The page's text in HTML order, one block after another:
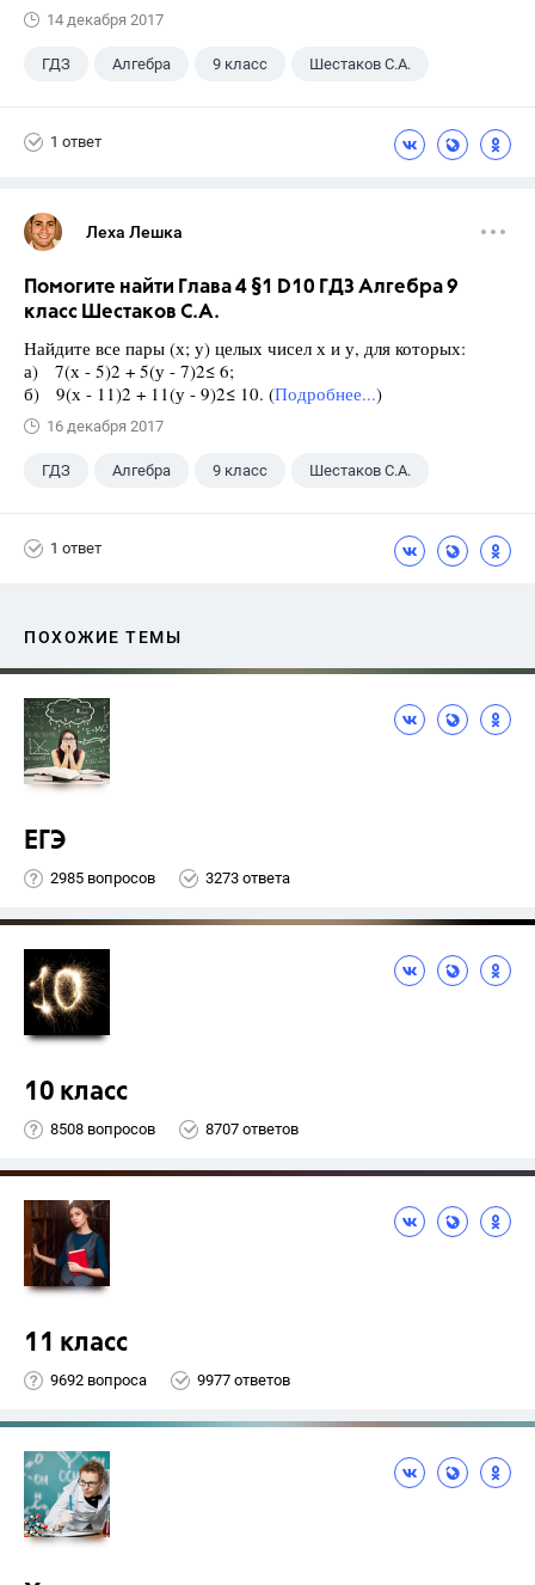
14 декабря 2017
ГДЗ Алгебра 9 класс Шестаков С.А.
1 ответ
Леха Лешка
Помогите найти Глава 4 §1 D10 ГДЗ Алгебра 9
класс Шестаков С.А.
Найдите все пары (х; у) целых чисел х и у, для которых:
а) 7(х - 5)2 + 5(у - 7)2≤ 6;
б) 9(х - 11)2 + 11(у - 9)2≤ 10. (Подробнее...)
16 декабря 2017
ГДЗ Алгебра 9 класс Шестаков С.А.
1 ответ
ПОХОЖИЕ ТЕМЫ
ЕГЭ
2985 вопросов 3273 ответа
10 класс
8508 вопросов 8707 ответов
11 класс
9692 вопроса 9977 ответов